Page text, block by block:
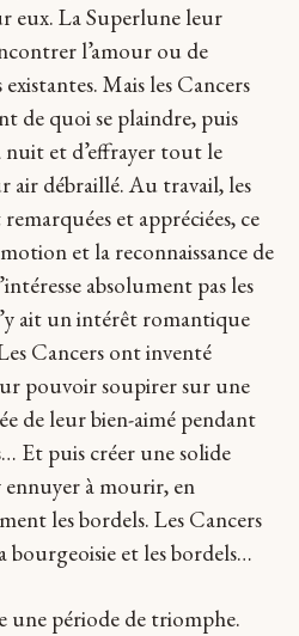
eux. La Superlune leur
l’amour ou de
Mais les Cancers
de quoi se plaindre, puis
et d’effrayer tout le
air débraillé. Au travail, les
et appréciées, ce
et la reconnaissance de
absolument pas les
ait un intérêt romantique
Cancers ont inventé
pouvoir soupirer sur une
de leur bien-aimé pendant
Et puis créer une solide
ennuyer à mourir, en
les bordels. Les Cancers
bourgeoisie et les bordels…
période de triomphe.